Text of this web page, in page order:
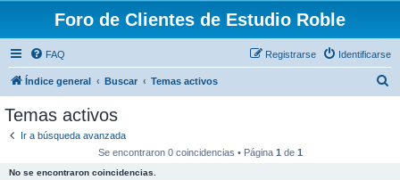
Foro de Clientes de Estudio Roble
FAQ Identificarse
Registrarse
Índice general Buscar Temas activos
Temas activos
Ir a búsqueda avanzada
Se encontraron 0 coincidencias • Página 1 de 1
No se encontraron coincidencias.